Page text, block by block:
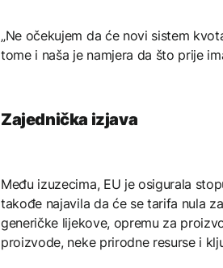
„Ne očekujem da će novi sistem
tome i naša je namjera da što prije
Zajednička izjava
Među izuzecima, EU je osigurala
takođe najavila da će se tarifa nula
generičke lijekove, opremu za
proizvode, neke prirodne resurse i